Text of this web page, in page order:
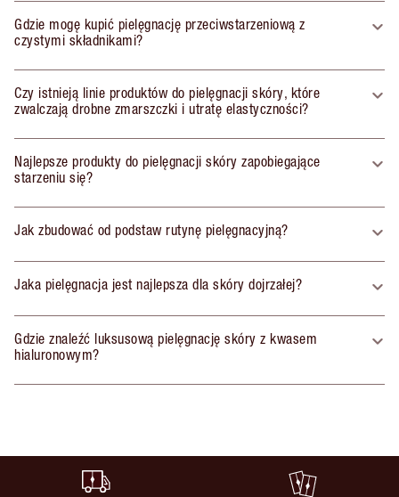
Gdzie mogę kupić pielęgnację przeciwstarzeniową z
czystymi składnikami?
Czy istnieją linie produktów do pielęgnacji skóry, które
zwalczają drobne zmarszczki i utratę elastyczności?
Najlepsze produkty do pielęgnacji skóry zapobiegające
starzeniu się?
Jak zbudować od podstaw rutynę pielęgnacyjną?
Jaka pielęgnacja jest najlepsza dla skóry dojrzałej?
Gdzie znaleźć luksusową pielęgnację skóry z kwasem
hialuronowym?